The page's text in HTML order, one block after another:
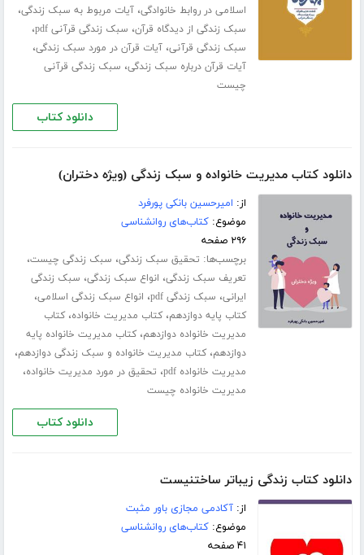
اسلامی در روابط خانوادگی،آیات مربوط به سبک زندگی،
سبک زندگی از دیدگاه قرآن، سبک زندگی قرآنی pdf ،
سبک زندگی قرآنی،آیات قرآن در مورد سبک زندگی،
آیات قرآن درباره سبک زندگی، سبک زندگی قرآنی
چیست
دانلود کتاب
دانلود کتاب مدیریت خانواده و سبک زندگی (ویژه دختران)
از: امیرحسین بانکی پورفرد
موضوع:کتاب‌های روانشناسی
۲۹۶ صفحه
برچسب‌ها: تحقیق سبک زندگی، سبک زندگی چیست،
تعریف سبک زندگی، انواع سبک زندگی، سبک زندگی
ایرانی، سبک زندگی pdf ، انواع سبک زندگی اسلامی،
کتاب پایه دوازدهم،کتاب مدیریت خانواده،کتاب
مدیریت خانواده دوازدهم،کتاب مدیریت خانواده پایه
دوازدهم،کتاب مدیریت خانواده و سبک زندگی دوازدهم،
مدیریت خانواده pdf ، تحقیق در مورد مدیریت خانواده،
مدیریت خانواده چیست
دانلود کتاب
دانلود کتاب زندگی زیباتر ساختنیست
از:آکادمی مجازی باور مثبت
موضوع:کتاب‌های روانشناسی
۴۱ صفحه